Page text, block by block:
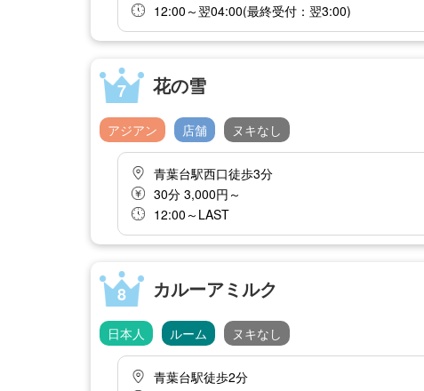
12:00～翌04:00(最終受付：翌3:00)
7 花の雪
アジアン 店舗 ヌキなし
青葉台駅西口徒歩3分
30分 3,000円～
12:00～LAST
8 カルーアミルク
日本人 ルーム ヌキなし
青葉台駅徒歩2分